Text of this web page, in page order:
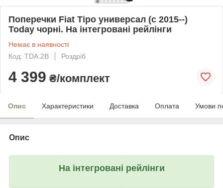
Поперечки Fiat Tipo универсал (c 2015--)
Today чорні. На інтегровані рейлінги
Немає в наявності
Код: TDA.2B
Роздріб
4 399 ₴/комплект
Опис Характеристики Доставка Оплата Умови
Опис
На інтегровані рейлінги